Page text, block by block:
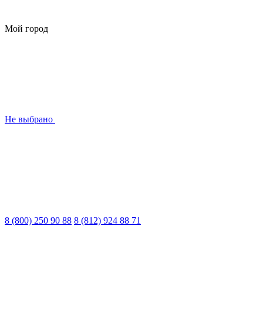
Мой город
Не выбрано
8 (800) 250 90 88 8 (812) 924 88 71